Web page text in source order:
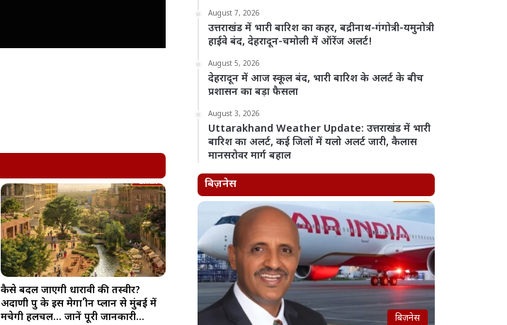
कैसे बदल जाएगी धारावी की तस्वीर?
अदाणी ग्रुप के इस मेगा ग्रीन प्लान से मुंबई में
मचेगी हलचल… जानें पूरी जानकारी…
August 7, 2026
उत्तराखंड में भारी बारिश का कहर, बद्रीनाथ-गंगोत्री-यमुनोत्री
हाईवे बंद, देहरादून-चमोली में ऑरेंज अलर्ट!
August 5, 2026
देहरादून में आज स्कूल बंद, भारी बारिश के अलर्ट के बीच
प्रशासन का बड़ा फैसला
August 3, 2026
Uttarakhand Weather Update: उत्तराखंड में भारी
बारिश का अलर्ट, कई जिलों में यलो अलर्ट जारी, कैलास
मानसरोवर मार्ग बहाल
बिज़नेस
बिज़नेस